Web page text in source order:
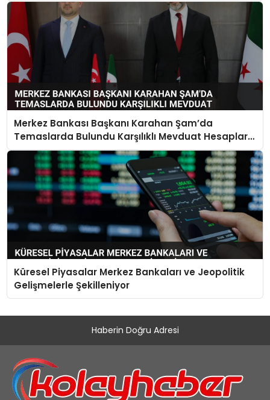
Merkez Bankası Başkanı Karahan Şam’da
Temaslarda Bulundu Karşılıklı Mevduat Hesapları
Açılacak
Küresel Piyasalar Merkez Bankaları ve Jeopolitik
Gelişmelerle Şekilleniyor
Haberin Doğru Adresi